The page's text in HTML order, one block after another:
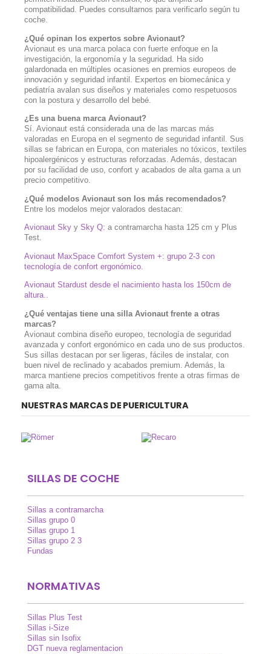
compatibilidad. Puedes consultarnos para verificarlo según tu
coche.
¿Qué opinan los expertos sobre Avionaut?
Avionaut es una marca polaca con fuerte enfoque en la
investigación, la ergonomía y la seguridad. Ha sido
galardonada en múltiples ocasiones en premios europeos de
innovación y seguridad infantil. Expertos en biomecánica y
pediatría avalan sus diseños y materiales como respetuosos
con la postura y desarrollo del bebé.
¿Es una buena marca Avionaut?
Sí. Avionaut está considerada una de las marcas más
valoradas en Europa en el segmento de seguridad infantil. Sus
sillas se fabrican en Europa, con materiales no tóxicos, textiles
hipoalergénicos y estructuras reforzadas. Además, destacan
por su facilidad de uso, confort y acabados de alta gama a un
precio competitivo.
¿Qué modelos Avionaut son los más recomendados?
Entre los modelos mejor valorados destacan:
Avionaut Sky y Sky Q: a contramarcha hasta 125 cm y Plus
Test.
Avionaut MaxSpace Comfort System +: grupo 2-3 con
tecnología de confort ergonómico.
Avionaut Stardust desde el nacimiento hasta los 150cm de
altura..
¿Qué ventajas tiene una silla Avionaut frente a otras
marcas?
Avionaut combina diseño europeo, tecnología de seguridad
avanzada y confort ergonómico en cada uno de sus productos.
Sus sillas destacan por ser ligeras, fáciles de instalar, con
buen nivel de reclinado y acabados premium. Además, la
marca mantiene precios competitivos frente a otras firmas de
gama alta.
NUESTRAS MARCAS DE PUERICULTURA
SILLAS DE COCHE
Sillas a contramarcha
Sillas grupo 0
Sillas grupo 1
Sillas grupo 2 3
Fundas
NORMATIVAS
Sillas Plus Test
Sillas i-Size
Sillas sin Isofix
DGT nueva reglamentacion